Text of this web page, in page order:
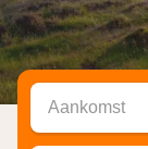
Aankomst